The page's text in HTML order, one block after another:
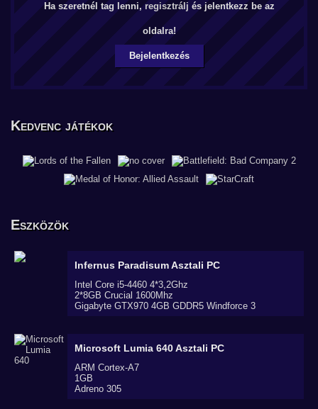
Ha szeretnél tag lenni, regisztrálj és jelentkezz be az
oldalra!
Bejelentkezés
Kedvenc játékok
Eszközök
Infernus ParadisumAsztali PC
Intel Core i5-4460 4*3,2Ghz
2*8GB Crucial 1600Mhz
Gigabyte GTX970 4GB GDDR5 Windforce 3
Microsoft Lumia 640Asztali PC
ARM Cortex-A7
1GB
Adreno 305